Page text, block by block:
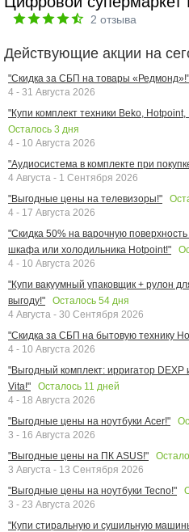
2 отзыва
Действующие акции на
"Скидка за СБП на товары «Редмонд»!"
4 - 31 Августа 2026
"Купи комплект техники Beko,
Осталось 3 дня
4 - 10 Августа 2026
"Аудиосистема в комплекте при
4 Августа - 1 Сентября 2026
"Выгодные цены на телевизоры!"
4 - 17 Августа 2026
"Скидка 50% на варочную
шкафа или холодильника Hotpoint!"
4 - 10 Августа 2026
"Купи вакуумный упаковщик + рулон
выгоду!"
Осталось 54 дня
4 Августа - 30 Сентября 2026
"Скидка за СБП на бытовую технику
4 - 10 Августа 2026
"Выгодный комплект: ирригатор DEXP
Vita!"
Осталось 11 дней
4 - 18 Августа 2026
"Выгодные цены на ноутбуки Acer!"
3 - 16 Августа 2026
"Выгодные цены на ПК ASUS!"
3 Августа - 13 Сентября 2026
"Выгодные цены на ноутбуки Tecno!"
3 - 23 Августа 2026
"Купи стиральную и сушильную